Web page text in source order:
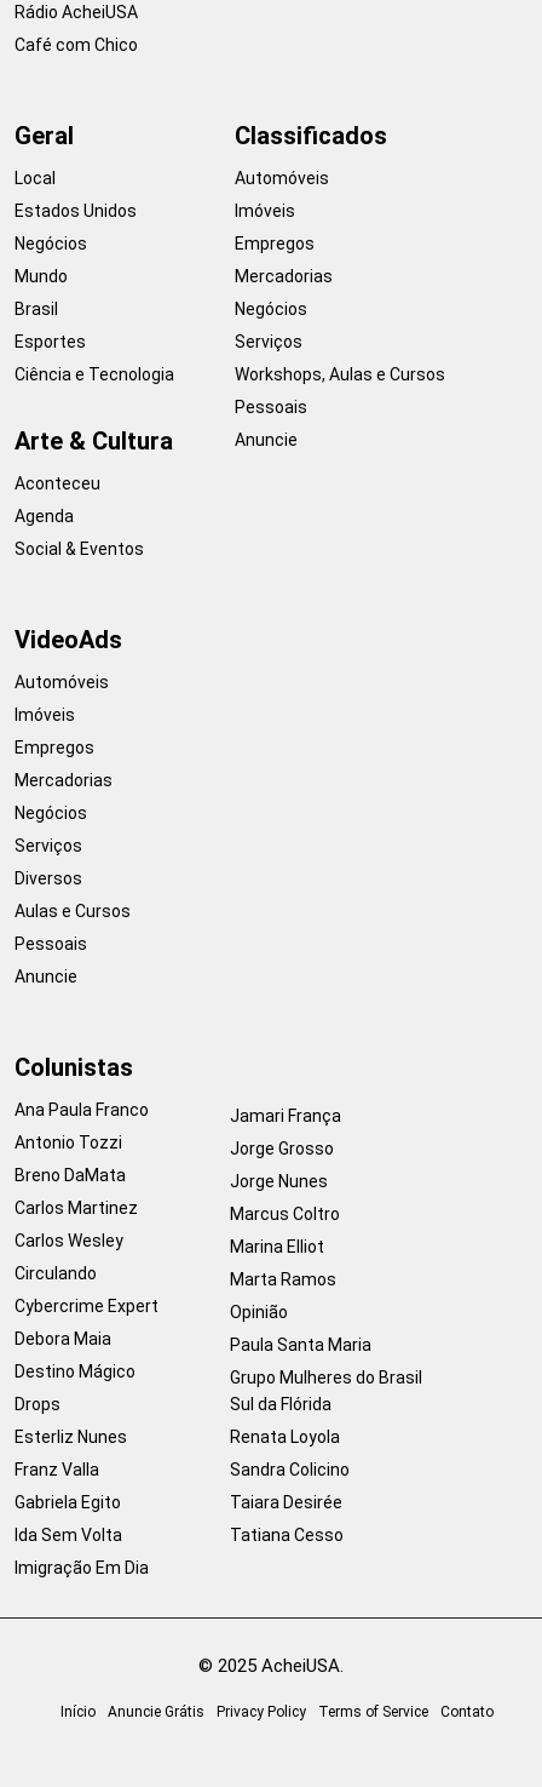
Rádio AcheiUSA
Café com Chico
Geral
Local
Estados Unidos
Negócios
Mundo
Brasil
Esportes
Ciência e Tecnologia
Arte & Cultura
Aconteceu
Agenda
Social & Eventos
Classificados
Automóveis
Imóveis
Empregos
Mercadorias
Negócios
Serviços
Workshops, Aulas e Cursos
Pessoais
Anuncie
VideoAds
Automóveis
Imóveis
Empregos
Mercadorias
Negócios
Serviços
Diversos
Aulas e Cursos
Pessoais
Anuncie
Colunistas
Ana Paula Franco
Antonio Tozzi
Breno DaMata
Carlos Martinez
Carlos Wesley
Circulando
Cybercrime Expert
Debora Maia
Destino Mágico
Drops
Esterliz Nunes
Franz Valla
Gabriela Egito
Ida Sem Volta
Imigração Em Dia
Jamari França
Jorge Grosso
Jorge Nunes
Marcus Coltro
Marina Elliot
Marta Ramos
Opinião
Paula Santa Maria
Grupo Mulheres do Brasil
Sul da Flórida
Renata Loyola
Sandra Colicino
Taiara Desirée
Tatiana Cesso
© 2025 AcheiUSA.
Início Anuncie Grátis Privacy Policy Terms of Service Contato